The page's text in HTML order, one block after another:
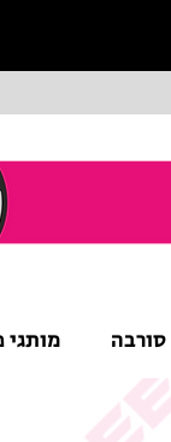
סורבה מותגי